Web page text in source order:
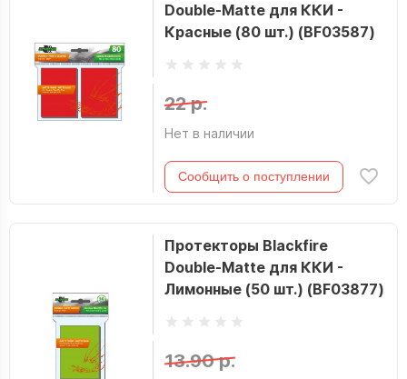
Double-Matte для ККИ -
Красные (80 шт.) (BF03587)
22 р.
Нет в наличии
Сообщить о поступлении
Протекторы Blackfire
Double-Matte для ККИ -
Лимонные (50 шт.) (BF03877)
13.90 р.